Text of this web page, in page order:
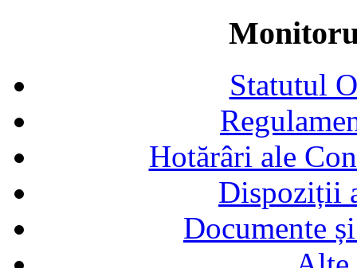
Statutul
Hotărâri ale
Dispoziții
Documente